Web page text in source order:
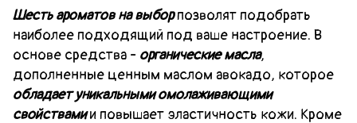
Шестьароматов на выборпозволят подобрать
наиболее подходящий под ваше настроение. В
основе средства - органические масла,
дополненные ценным маслом авокадо, которое
обладает уникальными омолаживающими
свойствамии повышает эластичность кожи. Кроме